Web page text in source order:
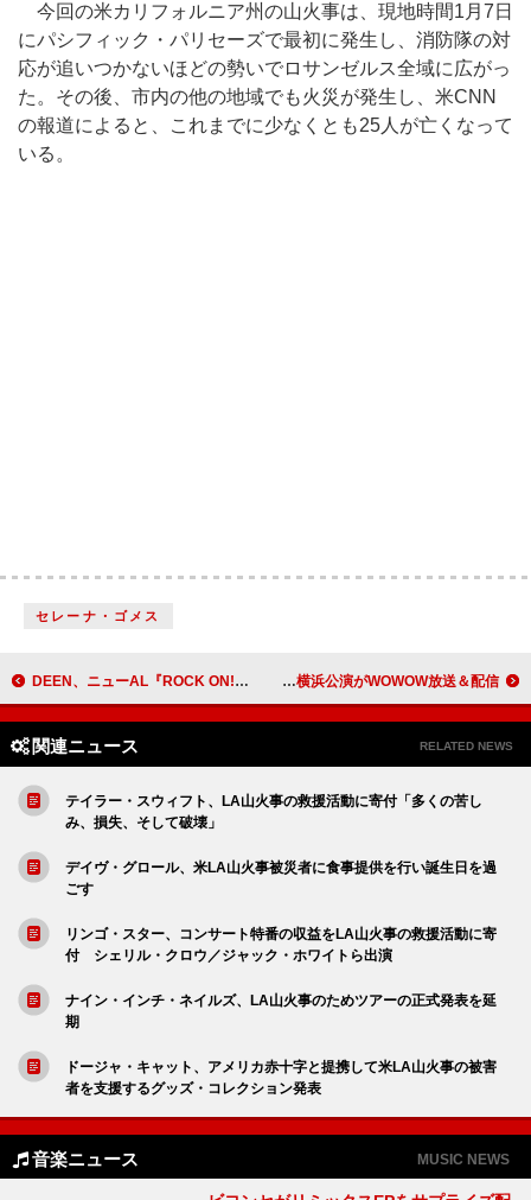
今回の米カリフォルニア州の山火事は、現地時間1月7日
にパシフィック・パリセーズで最初に発生し、消防隊の対
応が追いつかないほどの勢いでロサンゼルス全域に広がっ
た。その後、市内の他の地域でも火災が発生し、米CNN
の報道によると、これまでに少なくとも25人が亡くなって
いる。
セレーナ・ゴメス
DEEN、ニューAL『ROCK ON!』全曲試聴トレーラー公開 SHINeeオンユ、昨年11月のパシフィコ横浜公演がWOWOW放送＆配信
関連ニュース RELATED NEWS
テイラー・スウィフト、LA山火事の救援活動に寄付「多くの苦し
み、損失、そして破壊」
デイヴ・グロール、米LA山火事被災者に食事提供を行い誕生日を過
ごす
リンゴ・スター、コンサート特番の収益をLA山火事の救援活動に寄
付 シェリル・クロウ／ジャック・ホワイトら出演
ナイン・インチ・ネイルズ、LA山火事のためツアーの正式発表を延
期
ドージャ・キャット、アメリカ赤十字と提携して米LA山火事の被害
者を支援するグッズ・コレクション発表
音楽ニュース MUSIC NEWS